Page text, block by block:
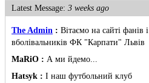
Latest Message: 3 weeks ago
The Admin : Вітаємо на сайті фанів і
вболівальників ФК "Карпати" Львів
MaRiO : А ми йдемо...
Hatsyk : І наш футбольний клуб